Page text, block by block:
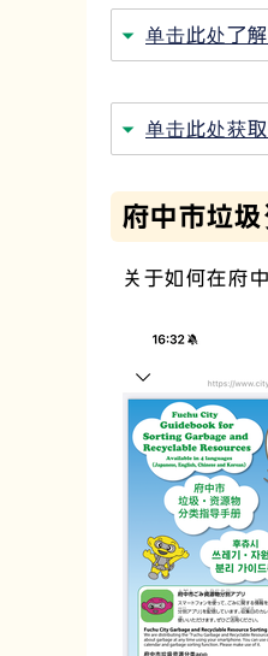
单击此处了
单击此处获
府中市垃
关于如何在府